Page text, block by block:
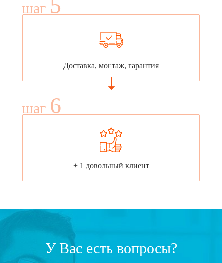
шаг
Доставка, монтаж, гарантия
шаг 6
+ 1 довольный клиент
У Вас есть вопросы?